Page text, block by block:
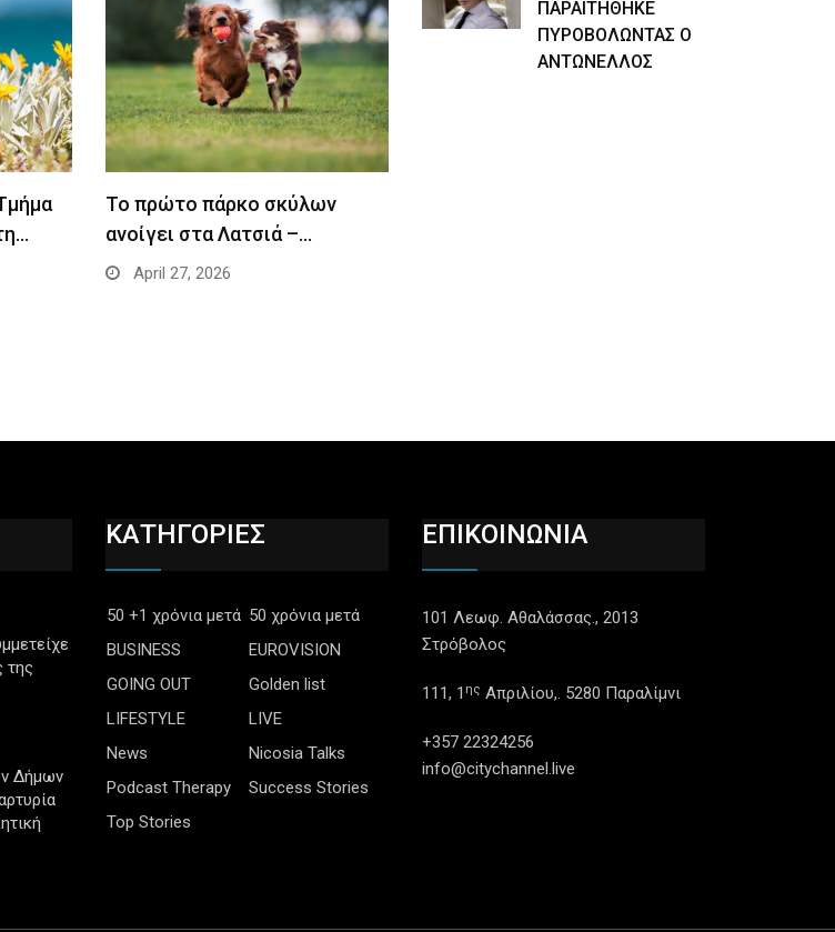
Το πρώτο πάρκο σκύλων
ανοίγει στα Λατσιά –…
April 27, 2026
ΠΑΡΑΙΤΗΘΗΚΕ
ΠΥΡΟΒΟΛΩΝΤΑΣ Ο
ΑΝΤΩΝΕΛΛΟΣ
της
Δήμων
ΚΑΤΗΓΟΡΙΕΣ
50 +1 χρόνια μετά 50 χρόνια μετά
BUSINESS
EUROVISION
GOING OUT
Golden list
LIFESTYLE
LIVE
News
Nicosia Talks
Podcast Therapy
Success Stories
Top Stories
ΕΠΙΚΟΙΝΩΝΙΑ
101 Λεωφ. Αθαλάσσας., 2013
Στρόβολος
111, 1 ης Απριλίου,. 5280 Παραλίμνι
+357 22324256
info@citychannel.live